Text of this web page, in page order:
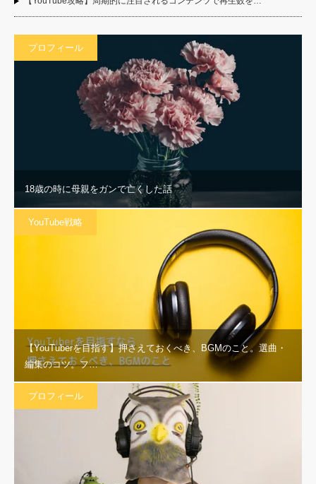
プロフィール
18歳の時に母親をガンで亡くした話
YouTube戦略
【YouTuberを目指す】押さえておくべき、BGMのこと。選曲・
編集のコツ。フ…
プロフィール